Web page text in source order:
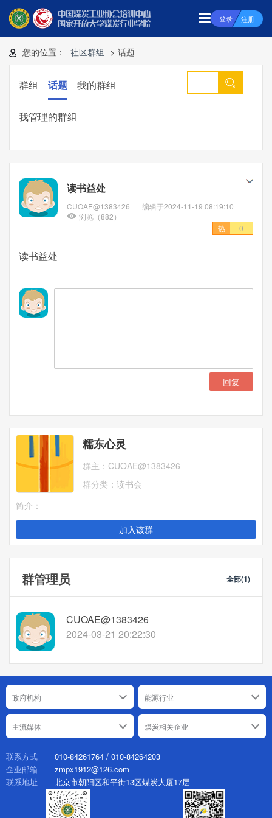
登录 注册
您的位置： 社区群组 > 话题
群组 话题 我的群组
我管理的群组
读书益处
CUOAE@1383426
编辑于2024-11-19 08:19:10
浏览（882）
热
0
读书益处
回复
糯东心灵
群主： CUOAE@1383426
群分类： 读书会
简介：
加入该群
群管理员 全部(1)
CUOAE@1383426
2024-03-21 20:22:30
政府机构 能源行业
主流媒体 煤炭相关企业
联系方式 010-84261764 / 010-84264203
企业邮箱 zmpx1912@126.com
联系地址 北京市朝阳区和平街13区煤炭大厦17层